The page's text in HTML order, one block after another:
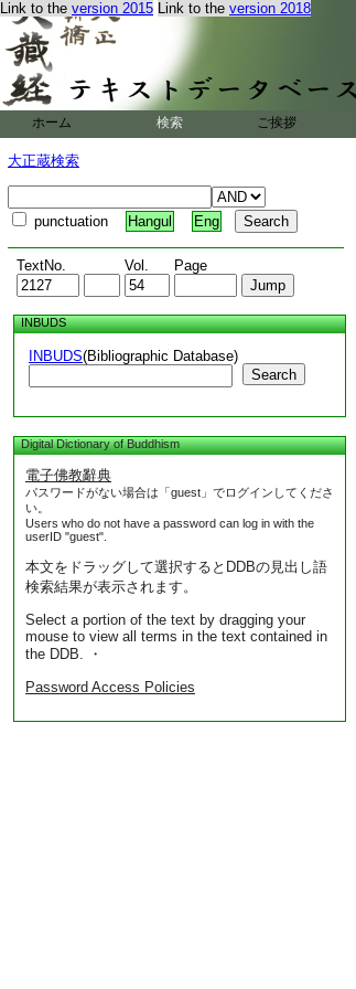
Link to the version 2015 Link to the version 2018
ホーム 検索 ご挨拶
大正蔵検索
punctuation Hangul Eng
TextNo. Vol. Page
INBUDS
INBUDS(Bibliographic Database)
Search
Digital Dictionary of Buddhism
電子佛教辭典
パスワードがない場合は「guest」でログインしてくださ
い。
Users who do not have a password can log in with the
userID "guest".
本文をドラッグして選択するとDDBの見出し語
検索結果が表示されます。
Select a portion of the text by dragging your
mouse to view all terms in the text contained in
the DDB. ・
Password Access Policies